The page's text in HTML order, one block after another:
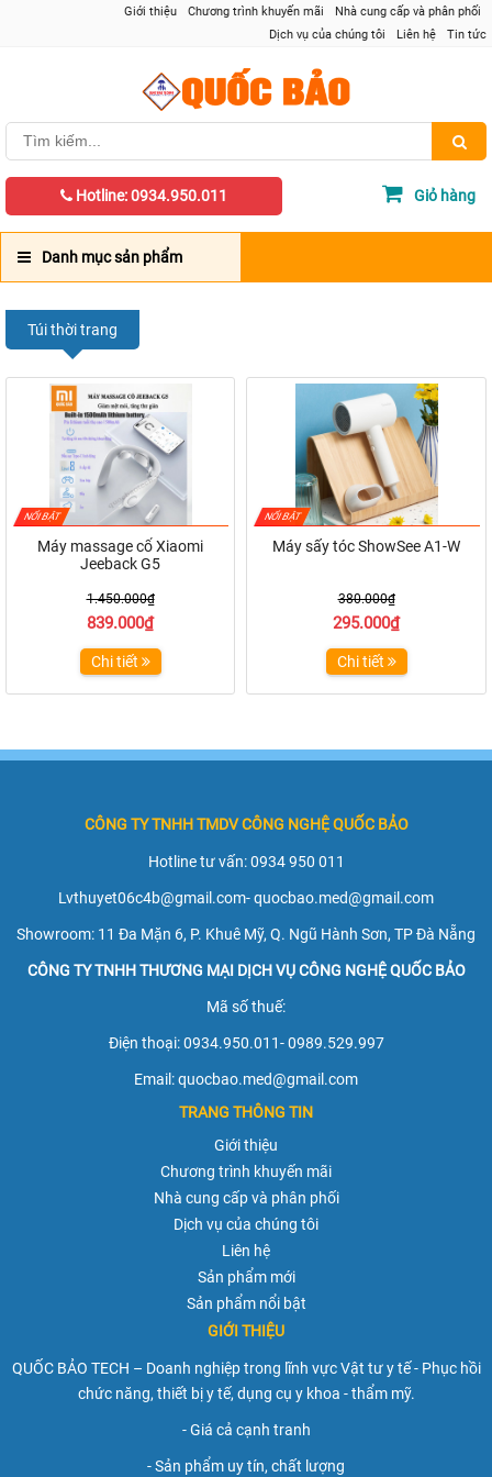
Giới thiệu Chương trình khuyến mãi
Nhà cung cấp và phân phối
Dịch vụ của chúng tôi
Liên hệ Tin tức
Hotline: 0934.950.011 Giỏ hàng
Danh mục sản phẩm
Túi thời trang
NỔI BẬT
Máy massage cổ Xiaomi
Jeeback G5
1.450.000₫
839.000₫
Chi tiết
NỔI BẬT
Máy sấy tóc ShowSee A1-W
380.000₫
295.000₫
Chi tiết
CÔNG TY TNHH TMDV CÔNG NGHỆ QUỐC BẢO
Hotline tư vấn: 0934 950 011
Lvthuyet06c4b@gmail.com-quocbao.med@gmail.com
Showroom: 11 Đa Mặn 6, P. Khuê Mỹ, Q. Ngũ Hành Sơn, TP Đà Nẵng
CÔNG TY TNHH THƯƠNG MẠI DỊCH VỤ CÔNG NGHỆ QUỐC BẢO
Mã số thuế:
Điện thoại: 0934.950.011- 0989.529.997
Email: quocbao.med@gmail.com
TRANG THÔNG TIN
Giới thiệu
Chương trình khuyến mãi
Nhà cung cấp và phân phối
Dịch vụ của chúng tôi
Liên hệ
Sản phẩm mới
Sản phẩm nổi bật
GIỚI THIỆU
QUỐC BẢO TECH – Doanh nghiệp trong lĩnh vực Vật tư y tế - Phục hồi
chức năng, thiết bị y tế, dụng cụ y khoa - thẩm mỹ.
- Giá cả cạnh tranh
- Sản phẩm uy tín, chất lượng